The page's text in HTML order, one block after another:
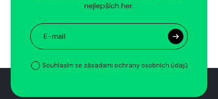
nejlepších her.
Souhlasím se zásadami ochrany osobních údajů